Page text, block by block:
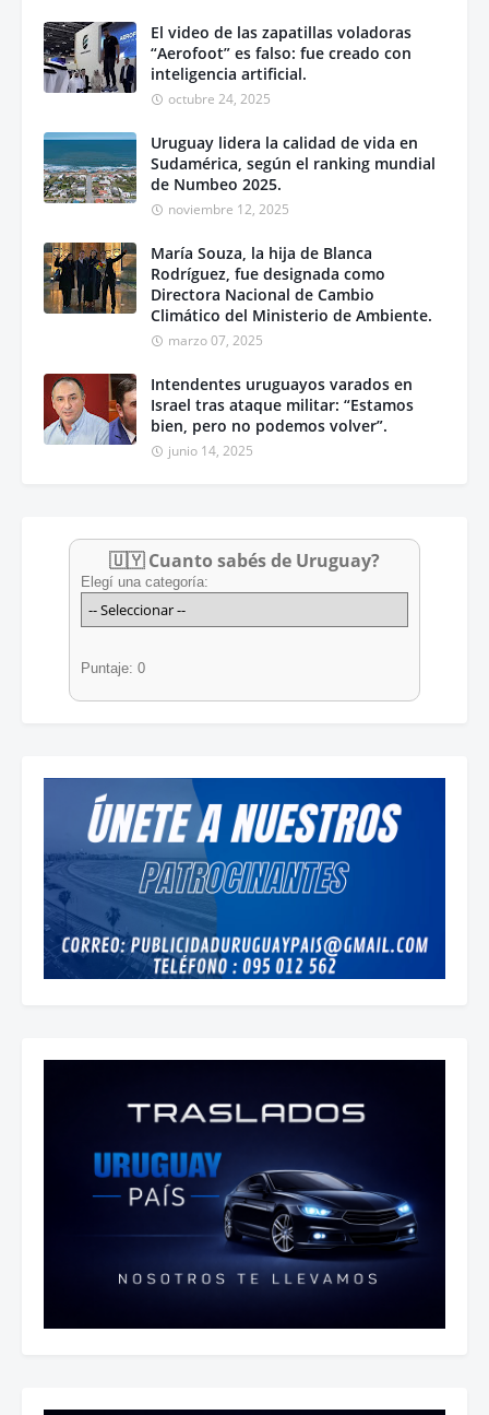
El video de las zapatillas voladoras
“Aerofoot” es falso: fue creado con
inteligencia artificial.
octubre 24, 2025
Uruguay lidera la calidad de vida en
Sudamérica, según el ranking mundial
de Numbeo 2025.
noviembre 12, 2025
María Souza, la hija de Blanca
Rodríguez, fue designada como
Directora Nacional de Cambio
Climático del Ministerio de Ambiente.
marzo 07, 2025
Intendentes uruguayos varados en
Israel tras ataque militar: “Estamos
bien, pero no podemos volver”.
junio 14, 2025
🇺🇾 Cuanto sabés de Uruguay?
Elegí una categoría:
Puntaje: 0